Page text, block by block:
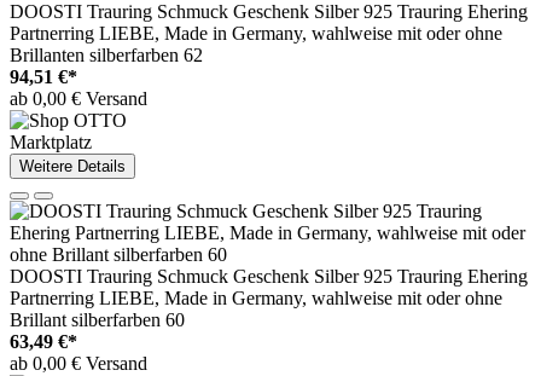
DOOSTI Trauring Schmuck Geschenk Silber 925 Trauring Ehering
Partnerring LIEBE, Made in Germany, wahlweise mit oder ohne
Brillanten silberfarben 62
94,51 €*
ab 0,00 € Versand
Marktplatz
Weitere Details
DOOSTI Trauring Schmuck Geschenk Silber 925 Trauring Ehering
Partnerring LIEBE, Made in Germany, wahlweise mit oder ohne
Brillant silberfarben 60
63,49 €*
ab 0,00 € Versand